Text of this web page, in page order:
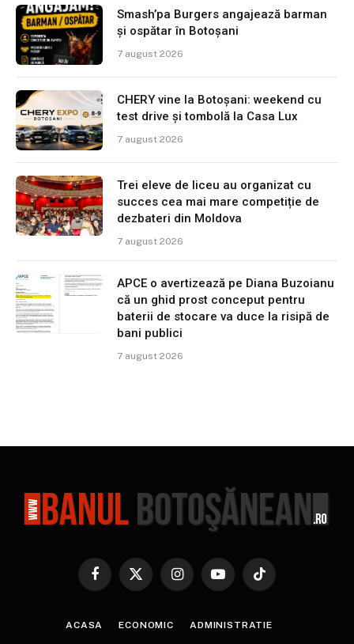
Smash’pa Burgers angajează barman
și ospătar în Botoșani
7 august 2026
CHERY vine la Botoșani: weekend cu
test drive și tombolă la Casa Lux
7 august 2026
Trei eleve de liceu au organizat cu
succes cea mai mare competiție de
dezbateri din Moldova
7 august 2026
APCE o avertizează pe Diana Buzoianu
că un ghid prost conceput pentru
baterii de stocare va duce la risipă de
bani publici
7 august 2026
Facebook
X
InstagramYouTubeTikTok
ACASA ECONOMIC ADMINISTRATIE